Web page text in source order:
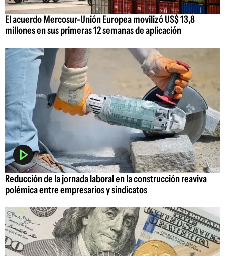
El acuerdo Mercosur-Unión Europea movilizó US$ 13,8
millones en sus primeras 12 semanas de aplicación
Reducción de la jornada laboral en la construcción reaviva
polémica entre empresarios y sindicatos